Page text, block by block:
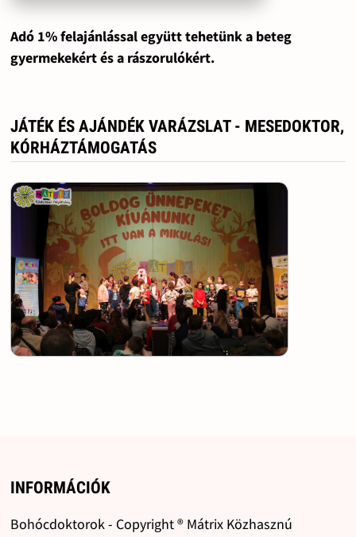
Adó 1% felajánlással együtt tehetünk a beteg
gyermekekért és a rászorulókért.
JÁTÉK ÉS AJÁNDÉK VARÁZSLAT - MESEDOKTOR,
KÓRHÁZTÁMOGATÁS
INFORMÁCIÓK
Bohócdoktorok - Copyright ® Mátrix Közhasznú